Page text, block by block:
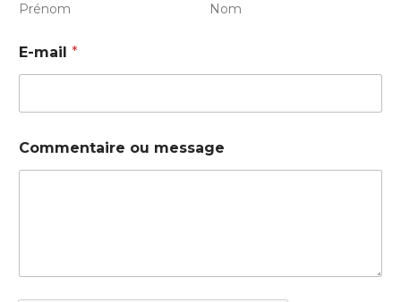
Prénom Nom
E-mail *
Commentaire ou message